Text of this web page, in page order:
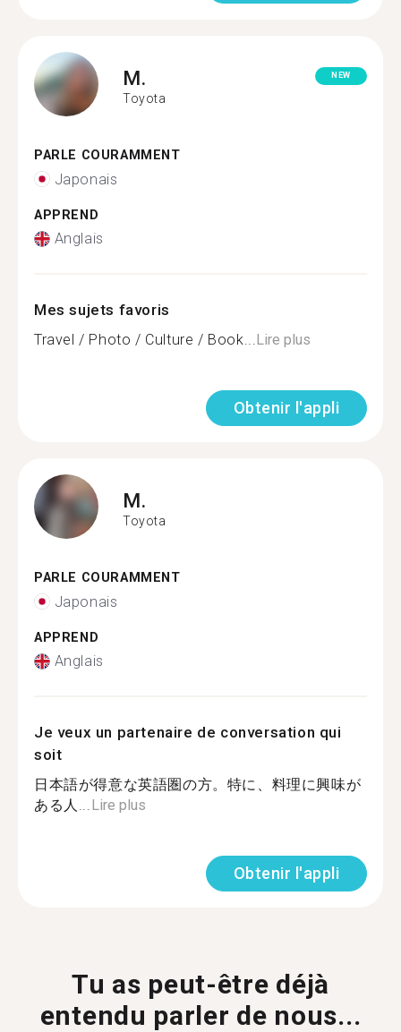
M.
Toyota
NEW
PARLE COURAMMENT
Japonais
APPREND
Anglais
Mes sujets favoris
Travel / Photo / Culture / Book...Lire plus
Obtenir l'appli
M.
Toyota
PARLE COURAMMENT
Japonais
APPREND
Anglais
Je veux un partenaire de conversation qui
soit
日本語が得意な英語圏の方。特に、料理に興味が
ある人...Lire plus
Obtenir l'appli
Tu as peut-être déjà
entendu parler de nous...